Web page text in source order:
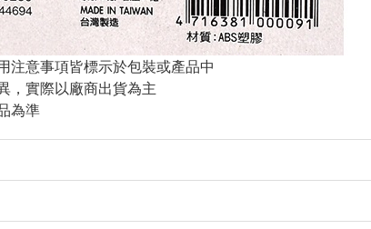
注意事項皆標示於包裝或產品中
，實際以廠商出貨為主
為準